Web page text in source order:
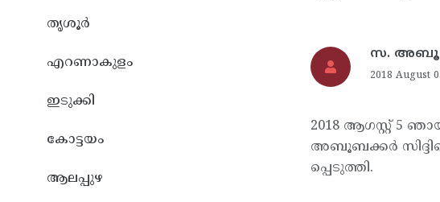
തൃശൂര്‍
എറണാകുളം
ഇടുക്കി
കോട്ടയം
ആലപ്പുഴ
സ.
2018 August
2018 ആഗസ്റ്റ് 5
അബൂബക്കര്‍
പ്പെടുത്തി.